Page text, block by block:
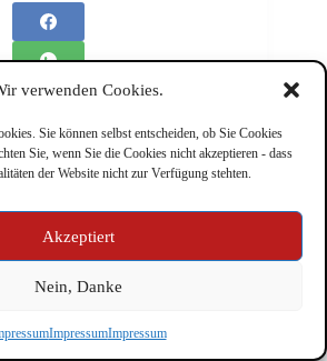
verwenden Cookies.
Sie können selbst entscheiden, ob Sie Cookies
Sie, wenn Sie die Cookies nicht akzeptieren - dass
der Website nicht zur Verfügung stehten.
Akzeptiert
Nein, Danke
ImpressumImpressum
2026 - WordPress Theme